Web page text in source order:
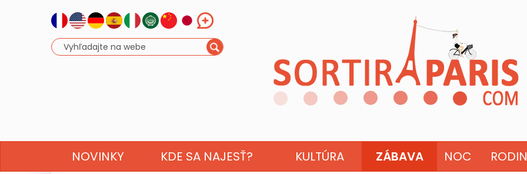
NOVINKY KDE SA NAJESŤ? KULTÚRA ZÁBAVA NOC